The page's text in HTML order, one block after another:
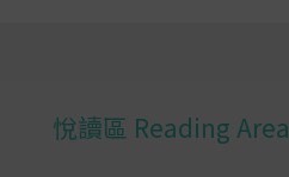
悅讀區 Reading Area